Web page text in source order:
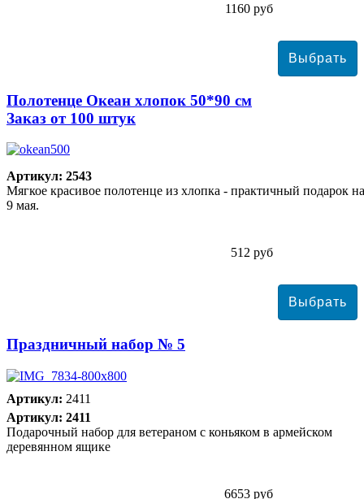
1160 руб
Полотенце Океан хлопок 50*90 см
Заказ от 100 штук
Артикул: 2543
Мягкое красивое полотенце из хлопка - практичный подарок на
9 мая.
512 руб
Праздничный набор № 5
Артикул: 2411
Артикул: 2411
Подарочный набор для ветераном с коньяком в армейском
деревянном ящике
6653 руб